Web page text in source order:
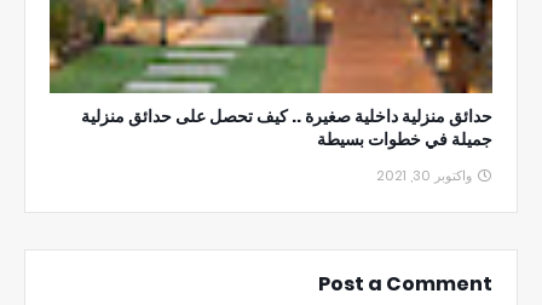
حدائق منزلية داخلية صغيرة .. كيف تحصل على حدائق منزلية
جميلة في خطوات بسيطة
واكتوبر 30, 2021
Post a Comment